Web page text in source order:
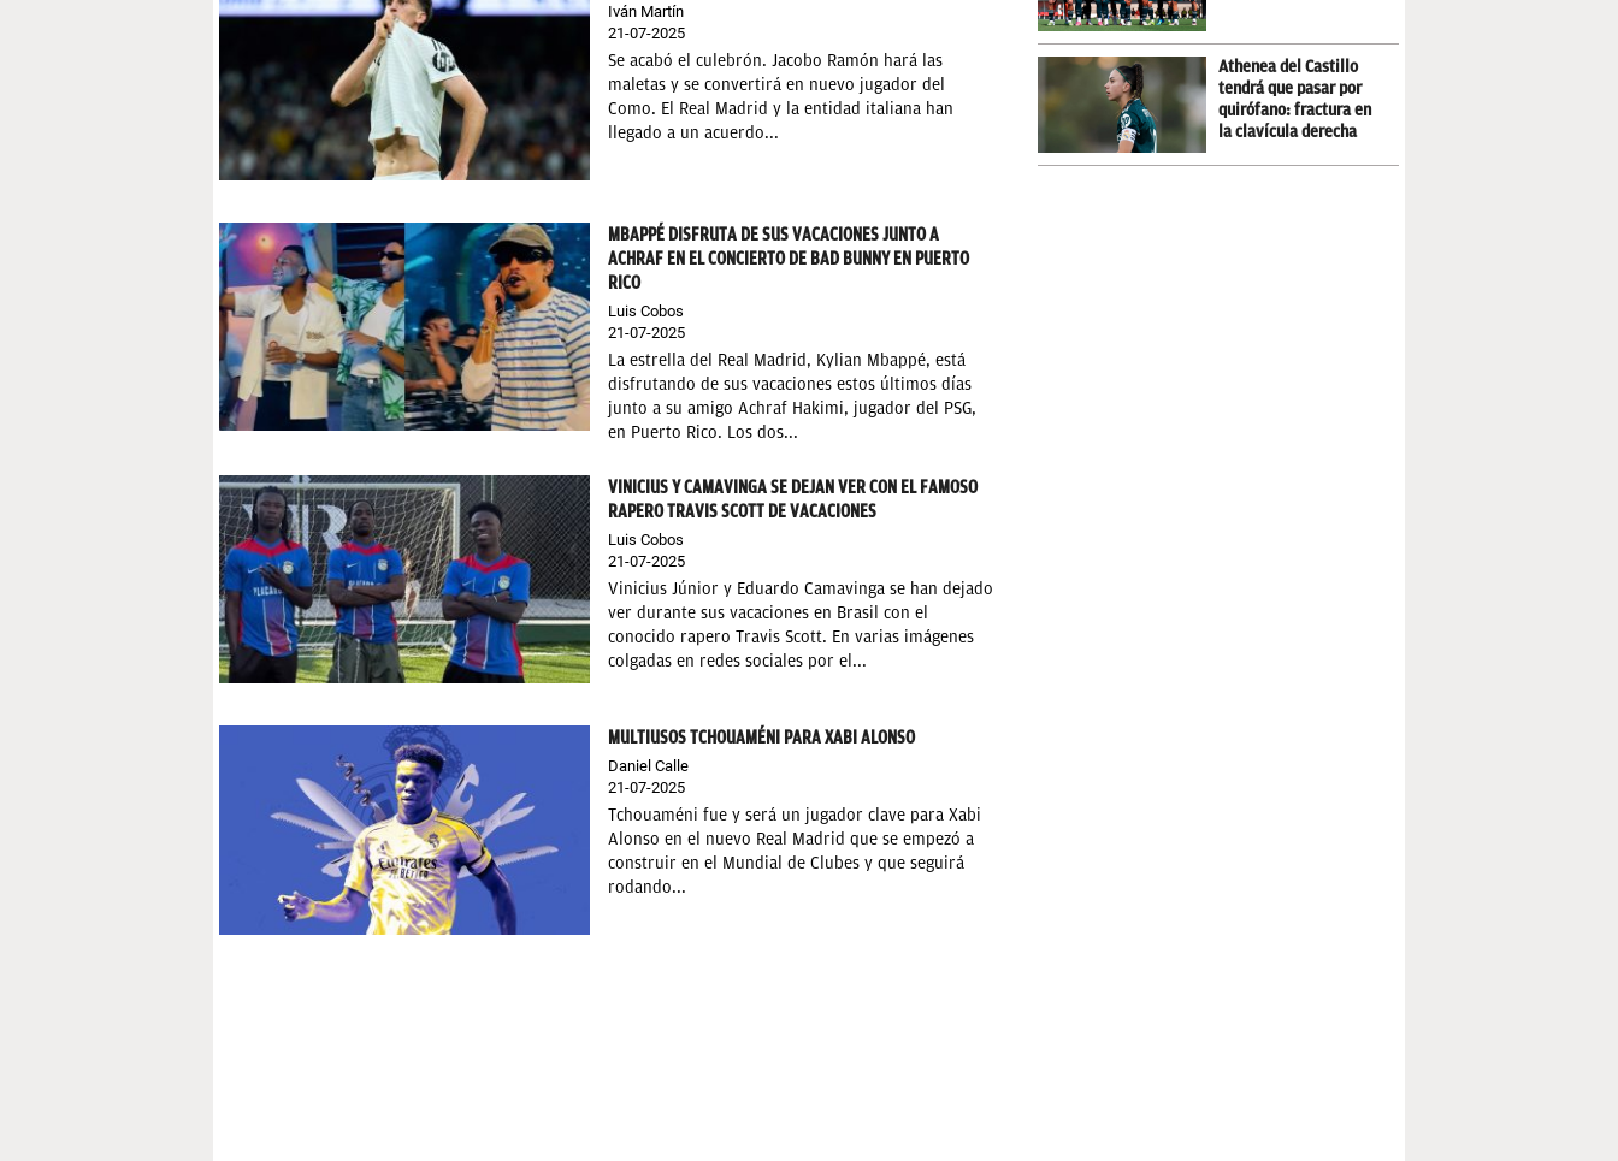
Iván Martín
21-07-2025
Se acabó el culebrón. Jacobo Ramón hará las
maletas y se convertirá en nuevo jugador del
Como. El Real Madrid y la entidad italiana han
llegado a un acuerdo...
MBAPPÉ DISFRUTA DE SUS VACACIONES JUNTO A
ACHRAF EN EL CONCIERTO DE BAD BUNNY EN PUERTO
RICO
Luis Cobos
21-07-2025
La estrella del Real Madrid, Kylian Mbappé, está
disfrutando de sus vacaciones estos últimos días
junto a su amigo Achraf Hakimi, jugador del PSG,
en Puerto Rico. Los dos...
VINICIUS Y CAMAVINGA SE DEJAN VER CON EL FAMOSO
RAPERO TRAVIS SCOTT DE VACACIONES
Luis Cobos
21-07-2025
Vinicius Júnior y Eduardo Camavinga se han dejado
ver durante sus vacaciones en Brasil con el
conocido rapero Travis Scott. En varias imágenes
colgadas en redes sociales por el...
MULTIUSOS TCHOUAMÉNI PARA XABI ALONSO
Daniel Calle
21-07-2025
Tchouaméni fue y será un jugador clave para Xabi
Alonso en el nuevo Real Madrid que se empezó a
construir en el Mundial de Clubes y que seguirá
rodando...
Athenea del Castillo
tendrá que pasar por
quirófano: fractura en
la clavícula derecha